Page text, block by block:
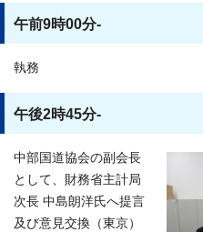
午前9時00分-
執務
午後2時45分-
中部国道協会の副会長
として、財務省主計局
次長 中島朗洋氏へ提言
及び意見交換（東京）